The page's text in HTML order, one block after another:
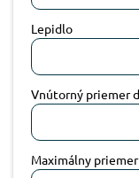
Lepidlo
Vnútorný priemer
Maximálny